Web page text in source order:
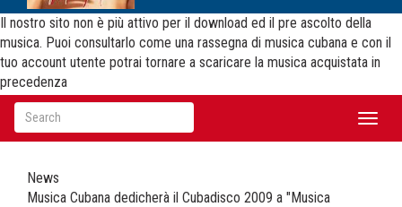
Il nostro sito non è più attivo per il download ed il pre ascolto della
musica. Puoi consultarlo come una rassegna di musica cubana e con il
tuo account utente potrai tornare a scaricare la musica acquistata in
precedenza
News
Musica Cubana dedicherà il Cubadisco 2009 a "Musica